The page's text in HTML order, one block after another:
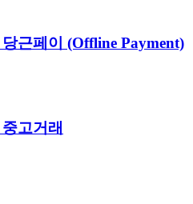
근페이 (Offline Payment)
고거래